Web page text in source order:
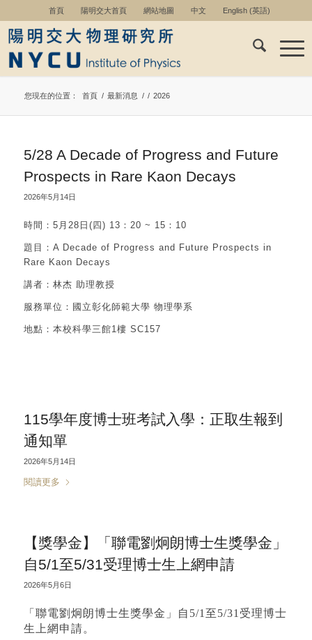
首頁 陽明交大首頁 網站地圖 中文 English(英語)
您現在的位置： 首頁 / 最新消息 / / 2026
5/28 A Decade of Progress and Future
Prospects in Rare Kaon Decays
2026年5月14日
時間：5月28日(四) 13：20 ~ 15：10
題目：A Decade of Progress and Future Prospects in
Rare Kaon Decays
講者：林杰 助理教授
服務單位：國立彰化師範大學 物理學系
地點：本校科學三館1樓 SC157
115學年度博士班考試入學：正取生報到
通知單
2026年5月14日
閱讀更多
【獎學金】「聯電劉炯朗博士生獎學金」
自5/1至5/31受理博士生上網申請
2026年5月6日
「聯電劉炯朗博士生獎學金」自5/1至5/31受理博士
生上網申請。